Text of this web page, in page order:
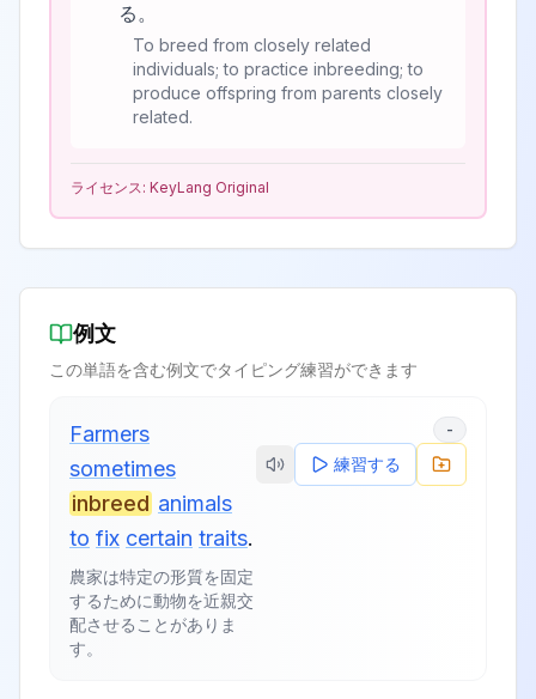
る。
To breed from closely related
individuals; to practice inbreeding; to
produce offspring from parents closely
related.
ライセンス: KeyLang Original
例文
この単語を含む例文でタイピング練習ができます
Farmers
sometimes
inbreed animals
to fix certain traits.
農家は特定の形質を固定
するために動物を近親交
配させることがありま
す。
-
練習する